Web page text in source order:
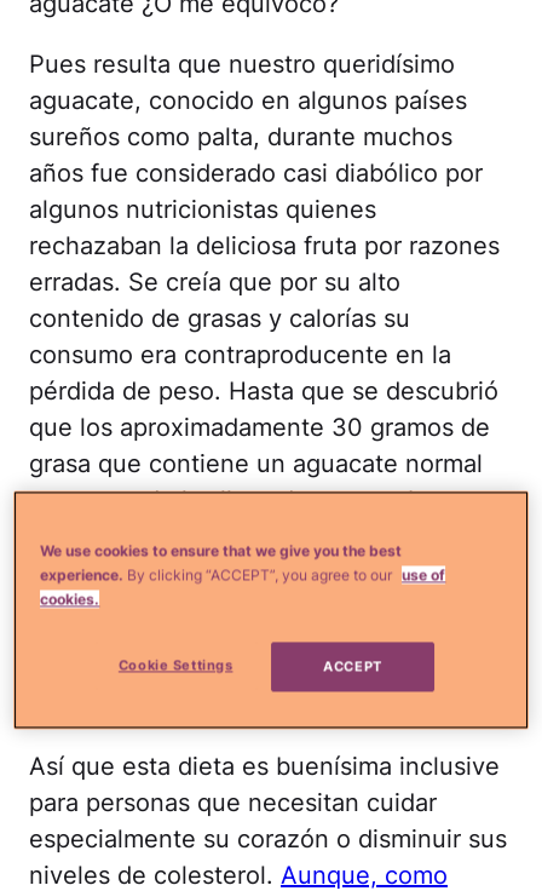
Pues resulta que nuestro queridísimo
aguacate, conocido en algunos países
sureños como palta, durante muchos
años fue considerado casi diabólico por
algunos nutricionistas quienes
rechazaban la deliciosa fruta por razones
erradas. Se creía que por su alto
contenido de grasas y calorías su
consumo era contraproducente en la
pérdida de peso. Hasta que se descubrió
que los aproximadamente 30 gramos de
grasa que contiene un aguacate normal
son parte de las llamadas grasas buenas
del colesterol.
y delgada con estos pequeños cambios
Así que esta dieta es buenísima inclusive
para personas que necesitan cuidar
especialmente su corazón o disminuir sus
niveles de colesterol. Aunque, como
We use cookies to ensure that we give you the best
experience. By clicking “ACCEPT”, you agree to our use of
cookies.
Cookie Settings ACCEPT